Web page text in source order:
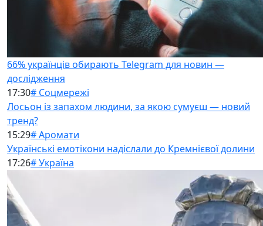
66% українців обирають Telegram для новин —
дослідження
17:30# Соцмережі
Лосьон із запахом людини, за якою сумуєш — новий
тренд?
15:29# Аромати
Українські емотікони надіслали до Кремнієвої долини
17:26# Україна